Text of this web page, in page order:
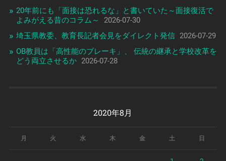
20年前にも「面接は恐れるな」と書いていた～面接復活で
よみがえる昔のコラム～
2026-07-30
埼玉県教委、教育長記者会見をダイレクト発信 2026-07-29
OB教員は「高性能のブレーキ」、 伝統の継承と学校改革を
どう両立させるか 2026-07-28
2020年8月
月 火 水 木 金 土 日